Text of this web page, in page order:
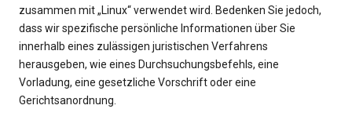
zusammen mit „Linux“ verwendet wird. Bedenken Sie jedoch,
dass wir spezifische persönliche Informationen über Sie
innerhalb eines zulässigen juristischen Verfahrens
herausgeben, wie eines Durchsuchungsbefehls, eine
Vorladung, eine gesetzliche Vorschrift oder eine
Gerichtsanordnung.